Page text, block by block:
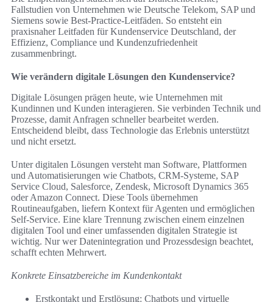
Fallstudien von Unternehmen wie Deutsche Telekom, SAP und
Siemens sowie Best-Practice-Leitfäden. So entsteht ein
praxisnaher Leitfaden für Kundenservice Deutschland, der
Effizienz, Compliance und Kundenzufriedenheit
zusammenbringt.
Wie verändern digitale Lösungen den Kundenservice?
Digitale Lösungen prägen heute, wie Unternehmen mit
Kundinnen und Kunden interagieren. Sie verbinden Technik und
Prozesse, damit Anfragen schneller bearbeitet werden.
Entscheidend bleibt, dass Technologie das Erlebnis unterstützt
und nicht ersetzt.
Unter digitalen Lösungen versteht man Software, Plattformen
und Automatisierungen wie Chatbots, CRM-Systeme, SAP
Service Cloud, Salesforce, Zendesk, Microsoft Dynamics 365
oder Amazon Connect. Diese Tools übernehmen
Routineaufgaben, liefern Kontext für Agenten und ermöglichen
Self-Service. Eine klare Trennung zwischen einem einzelnen
digitalen Tool und einer umfassenden digitalen Strategie ist
wichtig. Nur wer Datenintegration und Prozessdesign beachtet,
schafft echten Mehrwert.
Konkrete Einsatzbereiche im Kundenkontakt
Erstkontakt und Erstlösung: Chatbots und virtuelle